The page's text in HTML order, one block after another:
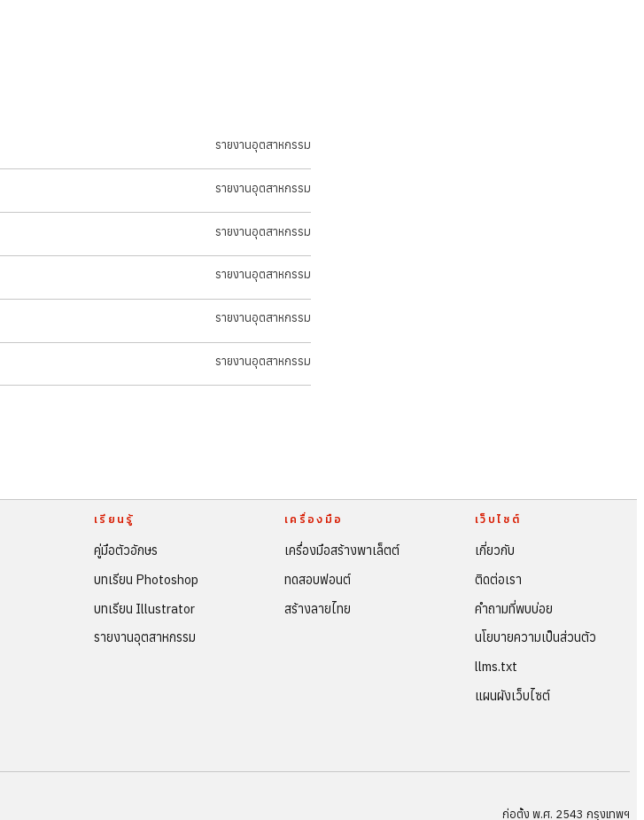
รายงานอุตสาหกรรม
รายงานอุตสาหกรรม
รายงานอุตสาหกรรม
รายงานอุตสาหกรรม
รายงานอุตสาหกรรม
รายงานอุตสาหกรรม
เรียนรู้
คู่มือตัวอักษร
บทเรียน Photoshop
บทเรียน Illustrator
รายงานอุตสาหกรรม
เครื่องมือ
เครื่องมือสร้างพาเล็ตต์
ทดสอบฟอนต์
สร้างลายไทย
เว็บไซต์
เกี่ยวกับ
ติดต่อเรา
คำถามที่พบบ่อย
นโยบายความเป็นส่วนตัว
llms.txt
แผนผังเว็บไซต์
ก่อตั้ง พ.ศ. 2543 กรุงเทพฯ